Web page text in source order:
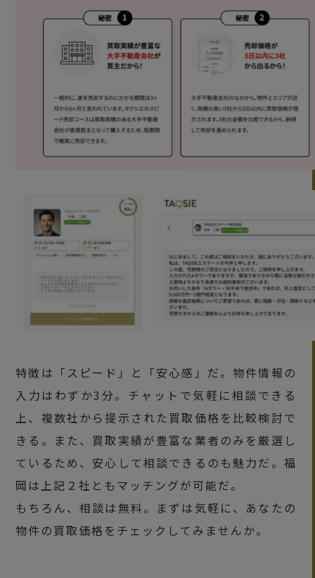
特徴は「スピード」と「安心感」だ。物件情報の
入力はわずか3分。チャットで気軽に相談できる
上、複数社から提示された買取価格を比較検討で
きる。また、買取実績が豊富な業者のみを厳選し
ているため、安心して相談できるのも魅力だ。福
岡は上記２社ともマッチングが可能だ。
もちろん、相談は無料。まずは気軽に、あなたの
物件の買取価格をチェックしてみませんか。